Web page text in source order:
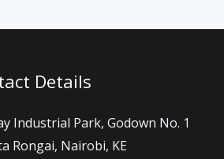
Details
Industrial Park, Godown No. 1
Rongai, Nairobi, KE